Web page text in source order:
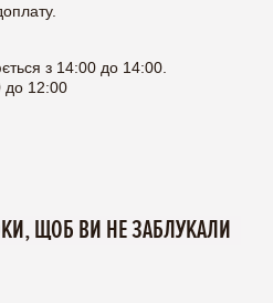
з 14:00 до 14:00.
до 12:00
ЩОБ ВИ НЕ ЗАБЛУКАЛИ